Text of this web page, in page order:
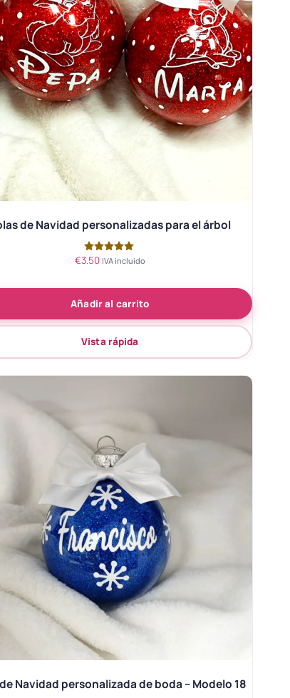
de Navidad personalizadas para el árbol
Valorado
de 5
€3.50 IVA incluido
Añadir al carrito
Vista rápida
Navidad personalizada de boda – Modelo 18